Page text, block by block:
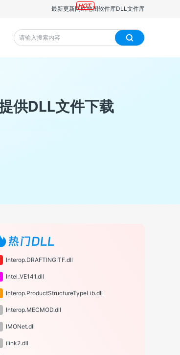
最新更新网站地图软件库DLL文件库
供DLL文件下载
热门DLL
Interop.DRAFTINGITF.dll
Intel_VE141.dll
Interop.ProductStructureTypeLib.dll
Interop.MECMOD.dll
IMONet.dll
ilink2.dll